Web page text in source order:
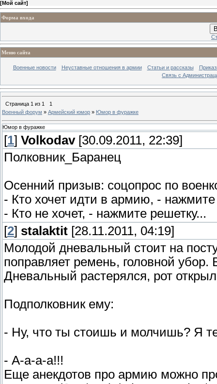
[Мой сайт]
Форма входа
Меню сайта
Военные новости Неуставные отношения в армии Статьи и рассказы
Связь с
Страница 1 из 1
1
Военный форум » Армейский юмор » Юмор в фуражке
Юмор в фуражке
[1] Volkodav[30.09.2011, 22:39]
Полковник_Баранец
Осенний призыв: соцопрос по
- Кто хочет идти в армию, - нажмите
- Кто не хочет, - нажмите решетку...
[2] stalaktit [28.11.2011, 04:19]
Молодой дневальный стоит на
поправляет ремень, головной убор.
Дневальный растерялся, рот
Подполковник ему:
- Ну, что ты стоишь и молчишь? Я
- А-а-а-а!!!
Еще анекдотов про армию можно